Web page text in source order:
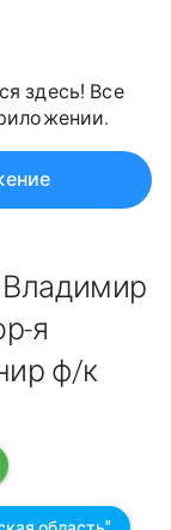
здесь! Все
Владимир
я
ф/к